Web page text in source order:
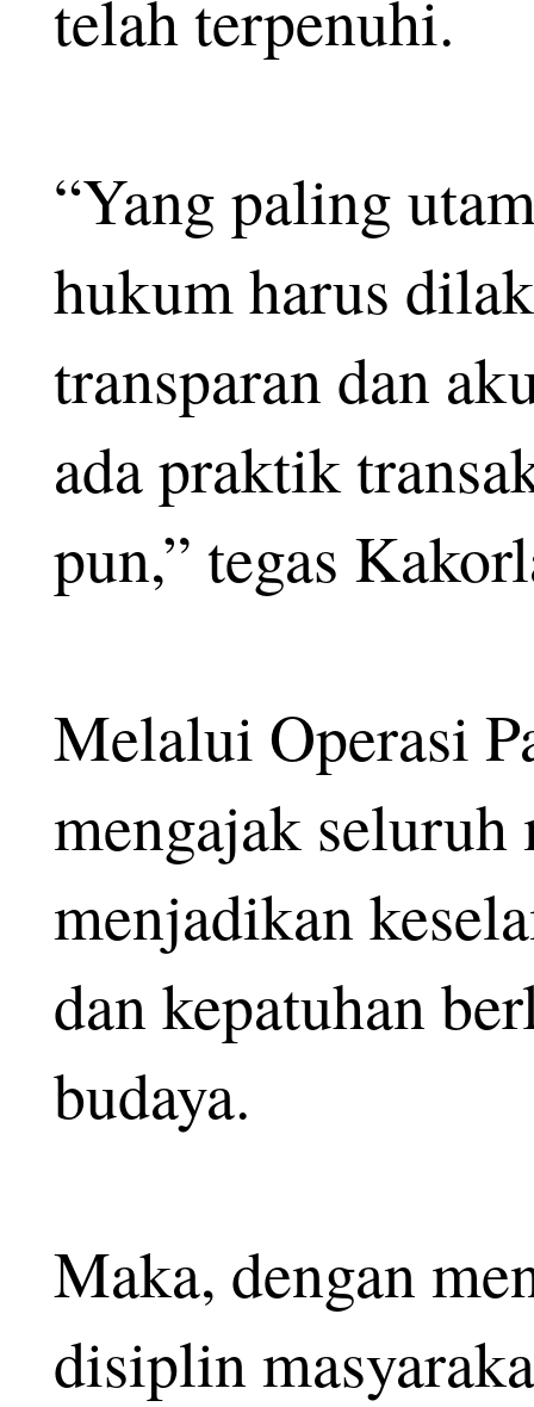
telah terpenuhi.
“Yang paling
hukum harus
transparan dan
ada praktik
pun,” tegas
Melalui Operasi
mengajak
menjadikan
dan kepatuhan
budaya.
Maka, dengan
disiplin